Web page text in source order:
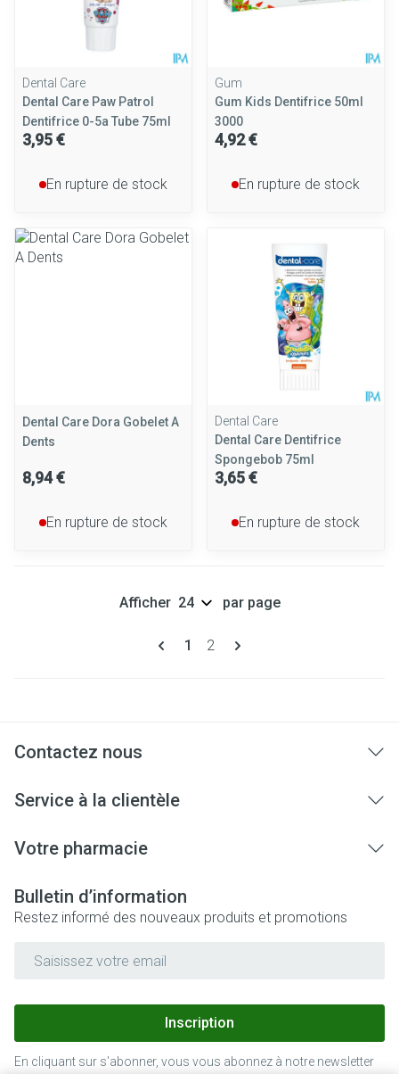
Dental Care
Dental Care Paw Patrol
Dentifrice 0-5a Tube 75ml
3,95 €
En rupture de stock
Gum
Gum Kids Dentifrice 50ml
3000
4,92 €
En rupture de stock
Dental Care Dora Gobelet A
Dents
8,94 €
En rupture de stock
Dental Care
Dental Care Dentifrice
Spongebob 75ml
3,65 €
En rupture de stock
Pages
Vous lisez actuellement la page
1 Page
2
Afficher par page
Contactez nous
Service à la clientèle
Votre pharmacie
Bulletin d’information
Restez informé des nouveaux produits et promotions
Inscription
En cliquant sur s'abonner, vous vous abonnez à notre newsletter